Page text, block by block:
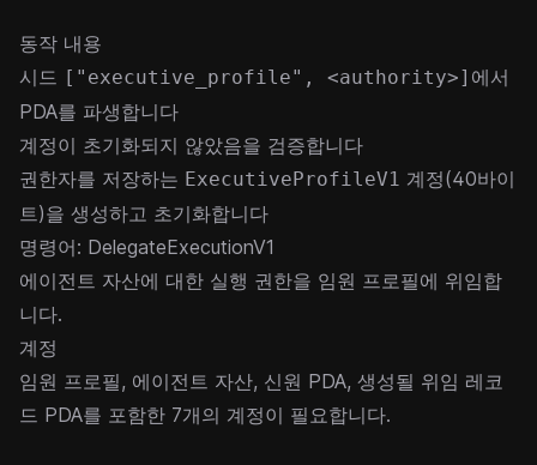
동작 내용
시드 ["executive_profile", <authority>] 에서
PDA를 파생합니다
계정이 초기화되지 않았음을 검증합니다
권한자를 저장하는 ExecutiveProfileV1 계정(40바이
트)을 생성하고 초기화합니다
명령어: DelegateExecutionV1
에이전트 자산에 대한 실행 권한을 임원 프로필에 위임합
니다.
계정
임원 프로필, 에이전트 자산, 신원 PDA, 생성될 위임 레코
드 PDA를 포함한 7개의 계정이 필요합니다.